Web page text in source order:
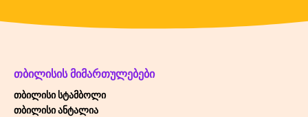
ᲗᲑᲘᲚᲘᲡᲘᲡ ᲛᲘᲛᲐᲠᲗᲣᲚᲔᲑᲔᲑᲘ
თბილისი სტამბოლი
თბილისი ანტალია